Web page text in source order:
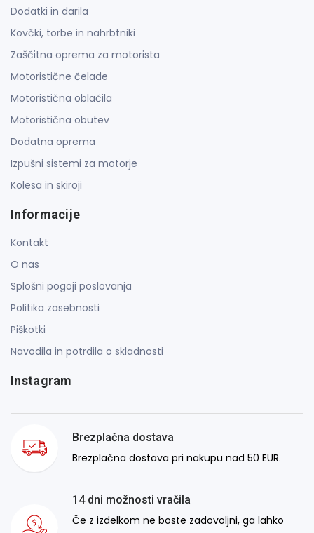
Dodatki in darila
Kovčki, torbe in nahrbtniki
Zaščitna oprema za motorista
Motoristične čelade
Motoristična oblačila
Motoristična obutev
Dodatna oprema
Izpušni sistemi za motorje
Kolesa in skiroji
Informacije
Kontakt
O nas
Splošni pogoji poslovanja
Politika zasebnosti
Piškotki
Navodila in potrdila o skladnosti
Instagram
Brezplačna dostava
Brezplačna dostava pri nakupu nad 50 EUR.
14 dni možnosti vračila
Če z izdelkom ne boste zadovoljni, ga lahko